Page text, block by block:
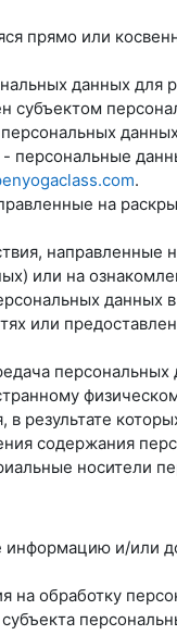
прямо или
данных для
субъектом
.
на
направленные
или на
данных
или
результате
содержания
носители
информацию и/или
на обработку